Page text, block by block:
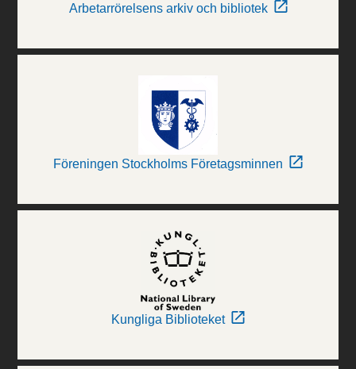
Arbetarrörelsens arkiv och bibliotek
Föreningen Stockholms Företagsminnen
Kungliga Biblioteket